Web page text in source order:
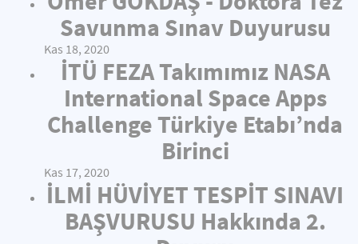
Savunma Sınav Duyurusu
Kas 18, 2020
İTÜ FEZA Takımımız NASA
International Space Apps
Challenge Türkiye Etabı’nda
Birinci
Kas 17, 2020
İLMİ HÜVİYET TESPİT SINAVI
BAŞVURUSU Hakkında 2.